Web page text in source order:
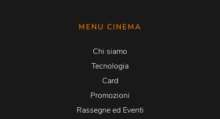
MENU CINEMA
Chi siamo
Tecnologia
Card
Promozioni
Rassegne ed Eventi